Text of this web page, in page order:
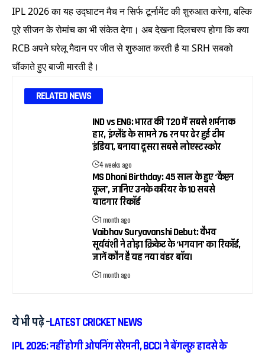
IPL 2026 का यह उद्घाटन मैच न सिर्फ टूर्नामेंट की शुरुआत करेगा, बल्कि
पूरे सीजन के रोमांच का भी संकेत देगा। अब देखना दिलचस्प होगा कि क्या
RCB अपने घरेलू मैदान पर जीत से शुरुआत करती है या SRH सबको
चौंकाते हुए बाजी मारती है।
RELATED NEWS
IND vs ENG: भारत की T20 में सबसे शर्मनाक
हार, इंग्लैंड के सामने 76 रन पर ढेर हुई टीम
इंडिया, बनाया दूसरा सबसे लोएस्ट स्कोर
4 weeks ago
MS Dhoni Birthday: 45 साल के हुए ‘कैप्टन
कूल’, जानिए उनके करियर के 10 सबसे
यादगार रिकॉर्ड
1 month ago
Vaibhav Suryavanshi Debut: वैभव
सूर्यवंशी ने तोड़ा क्रिकेट के ‘भगवान’ का रिकॉर्ड,
जानें कौन है यह नया वंडर बॉय।
1 month ago
ये भी पढ़े –LATEST CRICKET NEWS
IPL 2026: नहीं होगी ओपनिंग सेरेमनी, BCCI ने बेंगलुरु हादसे के